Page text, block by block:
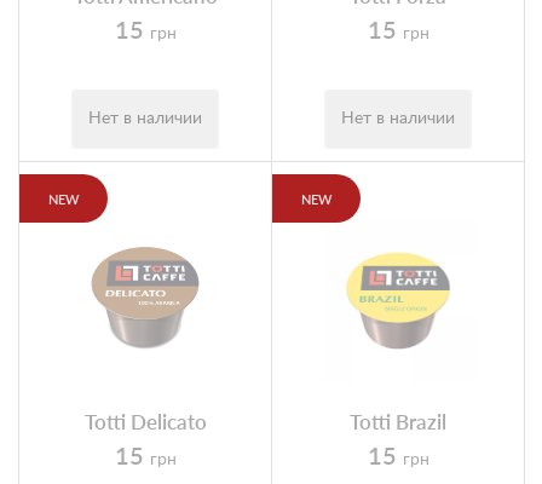
15 грн
Нет в наличии
15 грн
Нет в наличии
NEW
Totti Delicato
15 грн
NEW
Totti Brazil
15 грн